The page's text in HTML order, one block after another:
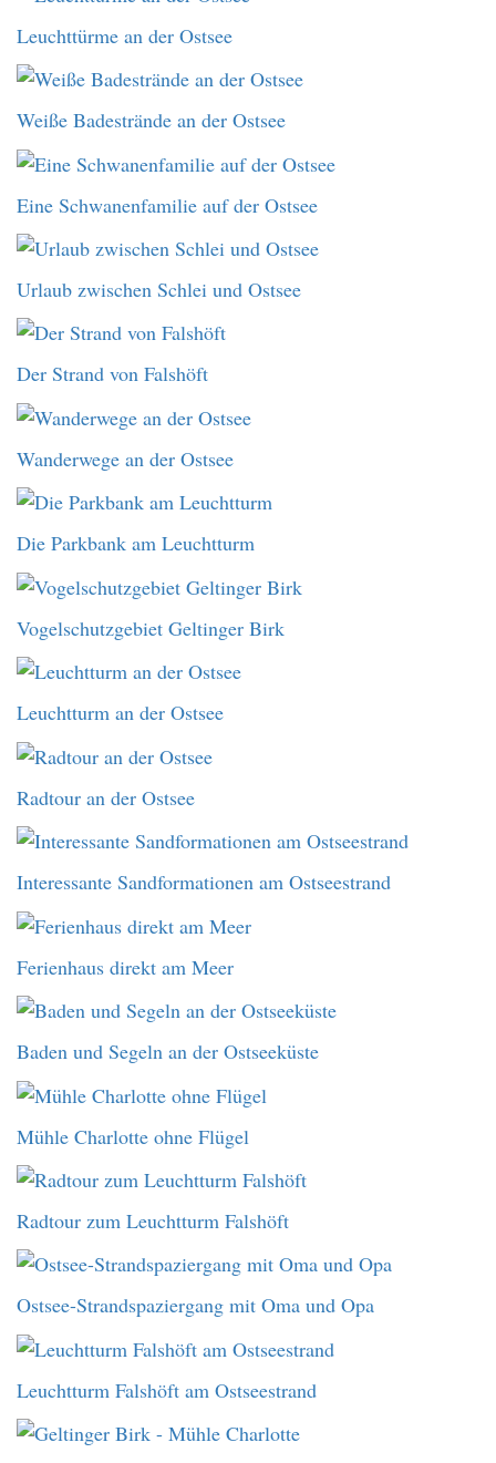
Leuchttürme an der Ostsee
Weiße Badestrände an der Ostsee
Eine Schwanenfamilie auf der Ostsee
Urlaub zwischen Schlei und Ostsee
Der Strand von Falshöft
Wanderwege an der Ostsee
Die Parkbank am Leuchtturm
Vogelschutzgebiet Geltinger Birk
Leuchtturm an der Ostsee
Radtour an der Ostsee
Interessante Sandformationen am Ostseestrand
Ferienhaus direkt am Meer
Baden und Segeln an der Ostseeküste
Mühle Charlotte ohne Flügel
Radtour zum Leuchtturm Falshöft
Ostsee-Strandspaziergang mit Oma und Opa
Leuchtturm Falshöft am Ostseestrand